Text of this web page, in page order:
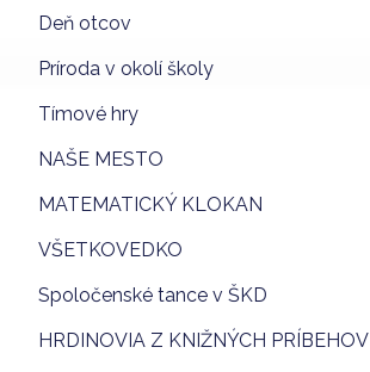
Deň otcov
Príroda v okolí školy
Tímové hry
NAŠE MESTO
MATEMATICKÝ KLOKAN
VŠETKOVEDKO
Spoločenské tance v ŠKD
HRDINOVIA Z KNIŽNÝCH PRÍBEHOV